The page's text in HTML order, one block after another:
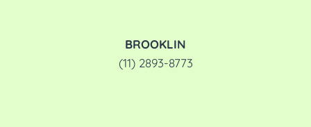
BROOKLIN
(11) 2893-8773